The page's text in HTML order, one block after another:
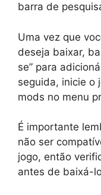
barra de
Uma vez que
deseja baixar,
se” para
seguida, inicie o
mods no menu
É importante
não ser
jogo, então
antes de baixá-